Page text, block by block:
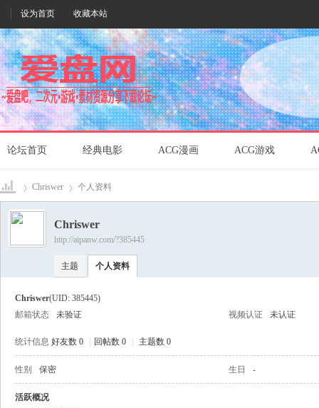
设为首页 收藏本站
论坛首页 经典电影 ACG漫画 ACG游戏
爱盘›
Chriswer 个人资料
Chriswer
http://aipanw.com/?385445
主题 个人资料
Chriswer(UID: 385445)
邮箱状态
未验证 视频认证 未认证
统计信息 好友数 0 回帖数 0 主题数 0
性别 保密 生日 -
活跃概况